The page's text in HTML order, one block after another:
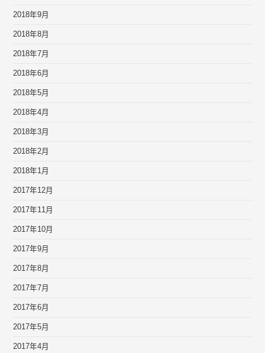
2018年9月
2018年8月
2018年7月
2018年6月
2018年5月
2018年4月
2018年3月
2018年2月
2018年1月
2017年12月
2017年11月
2017年10月
2017年9月
2017年8月
2017年7月
2017年6月
2017年5月
2017年4月